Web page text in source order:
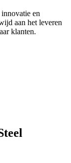
en
aan het leveren
klanten.